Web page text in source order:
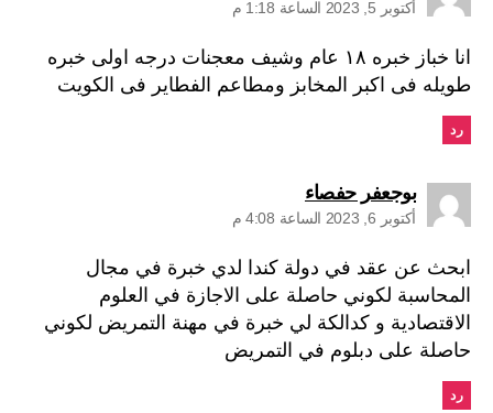
أكتوبر 5, 2023 الساعة 1:18 م
انا خباز خبره ١٨ عام وشيف معجنات درجه اولى خبره
طويله فى اكبر المخابز ومطاعم الفطاير فى الكويت
رد
بوجعفر حفصاء
أكتوبر 6, 2023 الساعة 4:08 م
ابحث عن عقد في دولة كندا لدي خبرة في مجال
المحاسبة لكوني حاصلة على الاجازة في العلوم
الاقتصادية و كدالكة لي خبرة في مهنة التمريض لكوني
حاصلة على دبلوم في التمريض
رد